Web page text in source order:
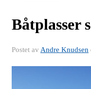
Båtplasser
Postet av Andre Knudsen